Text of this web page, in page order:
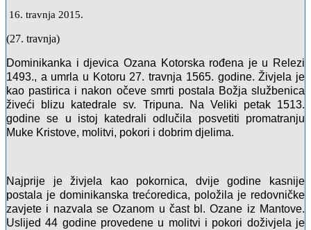
16. travnja 2015.
(27. travnja)
Dominikanka i djevica Ozana Kotorska rođena je u Relezi
1493., a umrla u Kotoru 27. travnja 1565. godine. Živjela je
kao pastirica i nakon očeve smrti postala Božja službenica
živeći blizu katedrale sv. Tripuna. Na Veliki petak 1513.
godine se u istoj katedrali odlučila posvetiti promatranju
Muke Kristove, molitvi, pokori i dobrim djelima.
Najprije je živjela kao pokornica, dvije godine kasnije
postala je dominikanska trećoredica, položila je redovničke
zavjete i nazvala se Ozanom u čast bl. Ozane iz Mantove.
Uslijed 44 godine provedene u molitvi i pokori doživjela je